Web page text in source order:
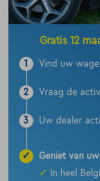
Gratis 12
1 Vind uw
2 Vraag de
3 Uw dealer
✓
Geniet van
✓
In heel